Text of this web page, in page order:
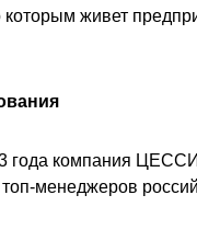
которым живет
года компания ЦЕССИ
менеджеров